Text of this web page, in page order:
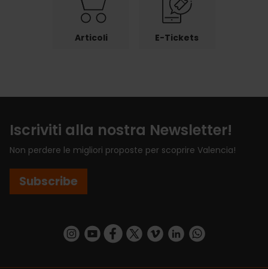
Articoli E-Tickets
Iscriviti alla nostra Newsletter!
Non perdere le migliori proposte per scoprire Valencia!
Subscribe
https://www.instagram.com/visit_valencia/
https://www.youtube.com/user/
https://www.facebook.com/
https://twitter.com/VisitaValencia
https://vimeo.com/
https://www.linkedin.com/company/turismo-valencia/https://api.whatsapp.com/send/